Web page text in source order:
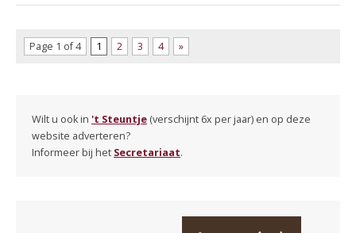
Page 1 of 4 1 2 3 4 »
Wilt u ook in 't Steuntje (verschijnt 6x per jaar) en op deze
website adverteren?
Informeer bij het Secretariaat.